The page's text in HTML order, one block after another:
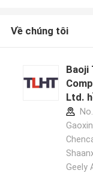
Về chúng tôi
Baoji
Ltd.
Geely